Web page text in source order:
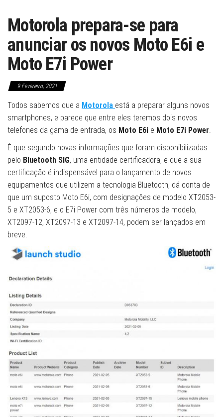
Motorola prepara-se para
anunciar os novos Moto E6i e
Moto E7i Power
9 Fevereiro, 2021
Todos sabemos que a Motorola está a preparar alguns novos
smartphones, e parece que entre eles teremos dois novos
telefones da gama de entrada, os Moto E6i e Moto E7i Power.
É que segundo novas informações que foram disponibilizadas
pelo Bluetooth SIG, uma entidade certificadora, e que a sua
certificação é indispensável para o lançamento de novos
equipamentos que utilizem a tecnologia Bluetooth, dá conta de
que um suposto Moto E6i, com designações de modelo XT2053-
5 e XT2053-6, e o E7i Power com três números de modelo,
XT2097-12, XT2097-13 e XT2097-14, podem ser lançados em
breve.